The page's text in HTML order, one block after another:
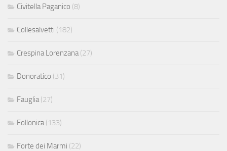
Civitella Paganico (8)
Collesalvetti (182)
Crespina Lorenzana (27)
Donoratico (31)
Fauglia (27)
Follonica (133)
Forte dei Marmi (22)